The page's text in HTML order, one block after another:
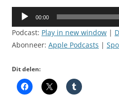
Audiospeler
00:00
Podcast: Play in new window |
Abonneer: Apple Podcasts |
Dit delen: